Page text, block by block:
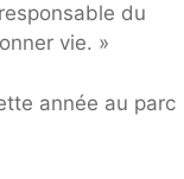
du
vie. »
année au parc